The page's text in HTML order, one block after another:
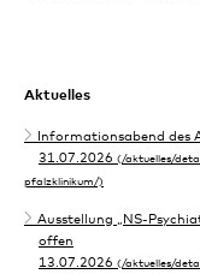
Aktuelles
Informationsabend des
31.07.2026
Ausstellung „NS-
offen
13.07.2026